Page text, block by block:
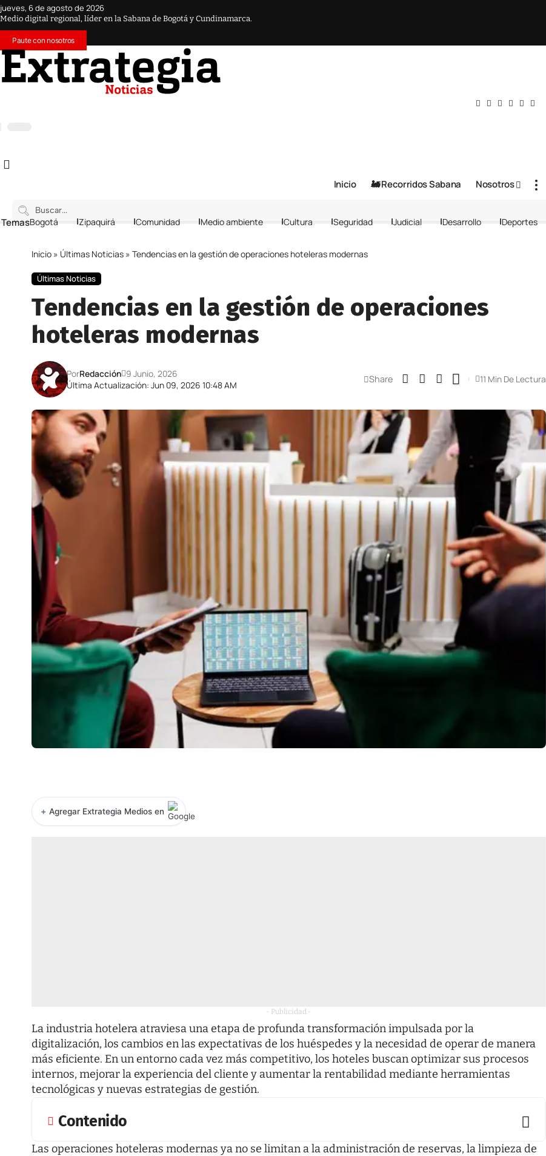
jueves, 6 de agosto de 2026
Medio digital regional, líder en la Sabana de Bogotá y Cundinamarca.
Paute con nosotros
Inicio 🚂 Recorridos Sabana Nosotros
Bogotá Zipaquirá Comunidad Medio ambiente Cultura Seguridad Judicial Desarrollo Deportes
Inicio » Últimas Noticias » Tendencias en la gestión de operaciones hoteleras modernas
Últimas Noticias
Tendencias en la gestión de operaciones
hoteleras modernas
Última Actualización: Jun 09, 2026 10:48 AM
PorRedacción 9 Junio, 2026 Share 11 Min De Lectura
+ Agregar Extrategia Medios en
- Publicidad -
La industria hotelera atraviesa una etapa de profunda transformación impulsada por la
digitalización, los cambios en las expectativas de los huéspedes y la necesidad de operar de manera
más eficiente. En un entorno cada vez más competitivo, los hoteles buscan optimizar sus procesos
internos, mejorar la experiencia del cliente y aumentar la rentabilidad mediante herramientas
tecnológicas y nuevas estrategias de gestión.
Contenido
Las operaciones hoteleras modernas ya no se limitan a la administración de reservas, la limpieza de